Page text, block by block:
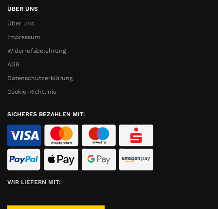
ÜBER UNS
Über uns
Impressum
Widerrufsbelehrung
AGB
Datenschutzerklärung
Cookie-Richtlinie
SICHERES BEZAHLEN MIT:
WIR LIEFERN MIT: